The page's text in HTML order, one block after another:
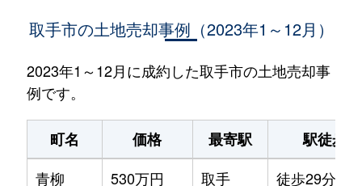
取手市の土地売却事例（2023年1～12月）
2023年1～12月に成約した取手市の土地売却事
例です。
町名 価格 最寄駅
駅徒歩
青柳
530万円 取手
徒歩29分